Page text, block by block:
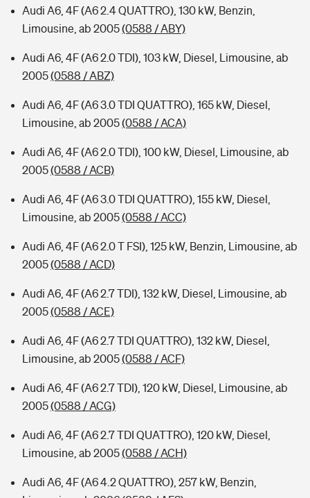
Audi A6, 4F (A6 2.4 QUATTRO), 130 kW, Benzin,
Limousine, ab 2005(0588 / ABY)
Audi A6, 4F (A6 2.0 TDI), 103 kW, Diesel, Limousine, ab
2005(0588 / ABZ)
Audi A6, 4F (A6 3.0 TDI QUATTRO), 165 kW, Diesel,
Limousine, ab 2005(0588 / ACA)
Audi A6, 4F (A6 2.0 TDI), 100 kW, Diesel, Limousine, ab
2005(0588 / ACB)
Audi A6, 4F (A6 3.0 TDI QUATTRO), 155 kW, Diesel,
Limousine, ab 2005(0588 / ACC)
Audi A6, 4F (A6 2.0 T FSI), 125 kW, Benzin, Limousine, ab
2005(0588 / ACD)
Audi A6, 4F (A6 2.7 TDI), 132 kW, Diesel, Limousine, ab
2005(0588 / ACE)
Audi A6, 4F (A6 2.7 TDI QUATTRO), 132 kW, Diesel,
Limousine, ab 2005(0588 / ACF)
Audi A6, 4F (A6 2.7 TDI), 120 kW, Diesel, Limousine, ab
2005(0588 / ACG)
Audi A6, 4F (A6 2.7 TDI QUATTRO), 120 kW, Diesel,
Limousine, ab 2005(0588 / ACH)
Audi A6, 4F (A6 4.2 QUATTRO), 257 kW, Benzin,